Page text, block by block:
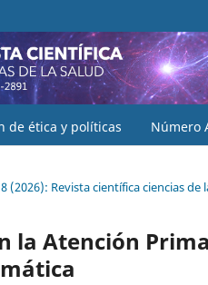
de ética y políticas Número
(2026): Revista científica ciencias de
la Atención